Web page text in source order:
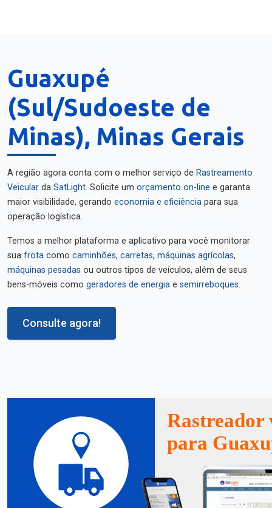
Guaxupé
(Sul/Sudoeste de
Minas), Minas Gerais
A região agora conta com o melhor serviço de Rastreamento
Veicular da SatLight. Solicite um orçamento on-line e garanta
maior visibilidade, gerando economia e eficiência para sua
operação logística.
Temos a melhor plataforma e aplicativo para você monitorar
sua frota como caminhões, carretas, máquinas agrícolas,
máquinas pesadas ou outros tipos de veículos, além de seus
bens-móveis como geradores de energia e semirreboques.
Consulte agora!
Rastreador
para